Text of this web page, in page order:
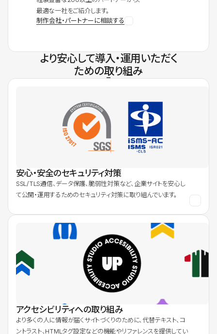
最適な一社をご紹介します。
制作会社・パートナーに相談する
より安心して導入・運用いただく
ための取り組み
安心・安全のセキュリティ対策
SSL/TLS通信、データ保護、脆弱性対策など、企業サイトを安心し
て公開・運用するためのセキュリティ対策に取り組んでいます。
アクセシビリティへの取り組み
より多くの人に情報が届くサイトづくりのために、代替テキスト、コ
ントラスト、HTMLタグ設定などの機能やリファレンスを提供してい